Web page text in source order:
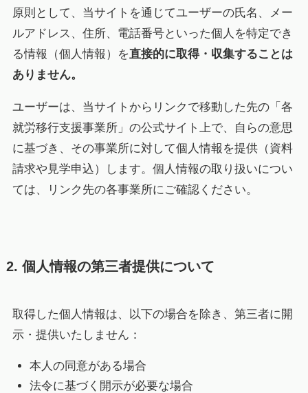
原則として、当サイトを通じてユーザーの氏名、メー
ルアドレス、住所、電話番号といった個人を特定でき
る情報（個人情報）を直接的に取得・収集することは
ありません。
ユーザーは、当サイトからリンクで移動した先の「各
就労移行支援事業所」の公式サイト上で、自らの意思
に基づき、その事業所に対して個人情報を提供（資料
請求や見学申込）します。個人情報の取り扱いについ
ては、リンク先の各事業所にご確認ください。
2. 個人情報の第三者提供について
取得した個人情報は、以下の場合を除き、第三者に開
示・提供いたしません：
本人の同意がある場合
法令に基づく開示が必要な場合